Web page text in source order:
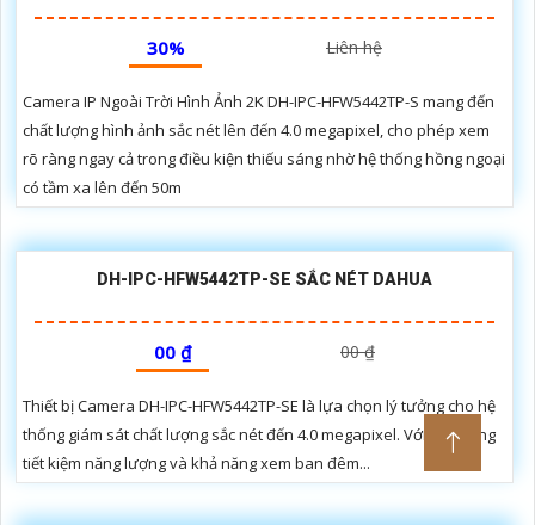
Thiết bị Camera IP POE DH-IPC-HFW5241TP-AS-PV chất lượng sắc
60m, giúp cho việc giám sát hiệu quả dù trong điều kiện ánh sáng
➠ DH-IPC-HFW5442TP-S SẮC NÉT DAHUA
Camera IP Ngoài Trời Hình Ảnh 2K DH-IPC-HFW5442TP-S mang đến
rõ ràng ngay cả trong điều kiện thiếu sáng nhờ hệ thống hồng ngoại
có tầm xa lên đến 50m